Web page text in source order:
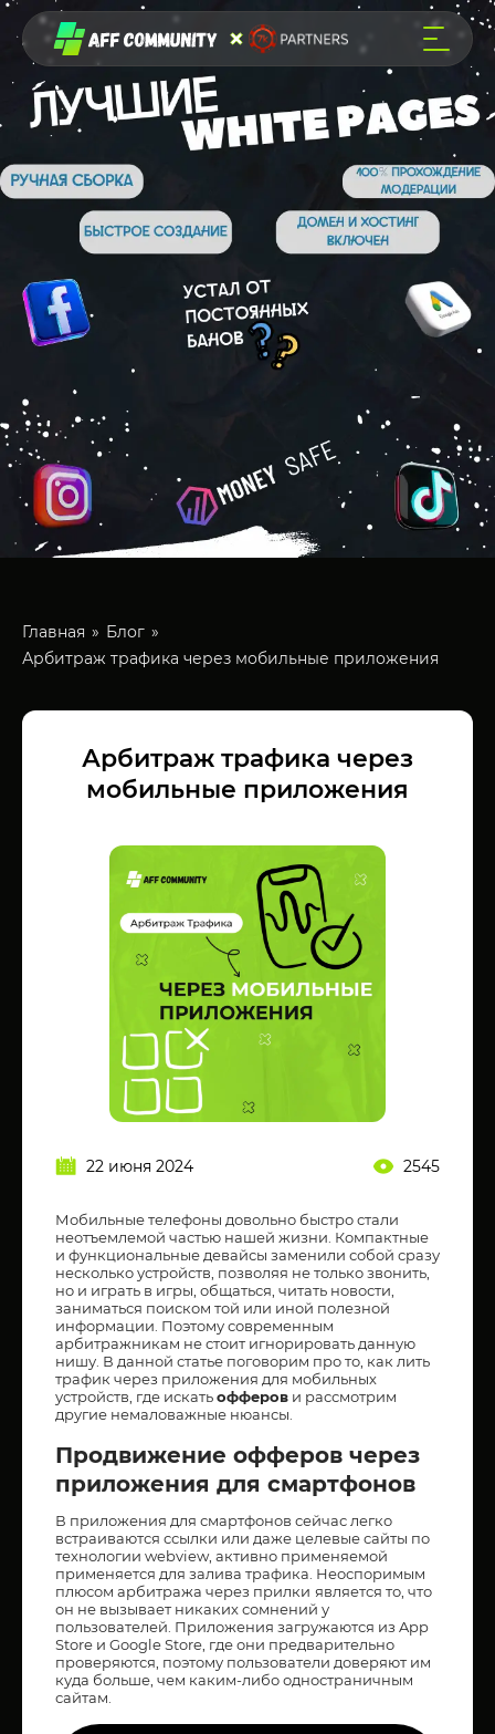
Главная
Блог
Арбитраж трафика через мобильные приложения
Арбитраж трафика через
мобильные приложения
22 июня 2024 2545
Мобильные телефоны довольно быстро стали
неотъемлемой частью нашей жизни. Компактные
и функциональные девайсы заменили собой сразу
несколько устройств, позволяя не только звонить,
но и играть в игры, общаться, читать новости,
заниматься поиском той или иной полезной
информации. Поэтому современным
арбитражникам не стоит игнорировать данную
нишу. В данной статье поговорим про то, как лить
трафик через приложения для мобильных
устройств, где искатьофферов и рассмотрим
другие немаловажные нюансы.
Продвижение офферов через
приложения для смартфонов
В приложения для смартфонов сейчас легко
встраиваются ссылки или даже целевые сайты по
технологии webview, активно применяемой
применяется для залива трафика. Неоспоримым
плюсом арбитража через прилки является то, что
он не вызывает никаких сомнений у
пользователей. Приложения загружаются из App
Store и Google Store, где они предварительно
проверяются, поэтому пользователи доверяют им
куда больше, чем каким-либо одностраничным
сайтам.